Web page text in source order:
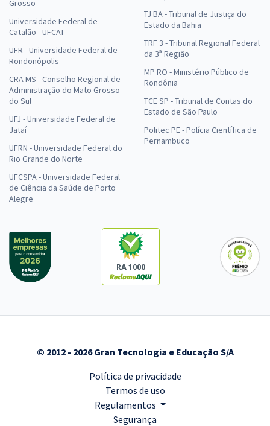
Grosso
Universidade Federal de
Catalão - UFCAT
UFR - Universidade Federal de
Rondonópolis
CRA MS - Conselho Regional de
Administração do Mato Grosso
do Sul
UFJ - Universidade Federal de
Jataí
UFRN - Universidade Federal do
Rio Grande do Norte
UFCSPA - Universidade Federal
de Ciência da Saúde de Porto
Alegre
TJ BA - Tribunal de Justiça do
Estado da Bahia
TRF 3 - Tribunal Regional Federal
da 3ª Região
MP RO - Ministério Público de
Rondônia
TCE SP - Tribunal de Contas do
Estado de São Paulo
Politec PE - Polícia Científica de
Pernambuco
RA 1000
© 2012 - 2026 Gran Tecnologia e Educação S/A
Política de privacidade
Termos de uso
Regulamentos
Segurança